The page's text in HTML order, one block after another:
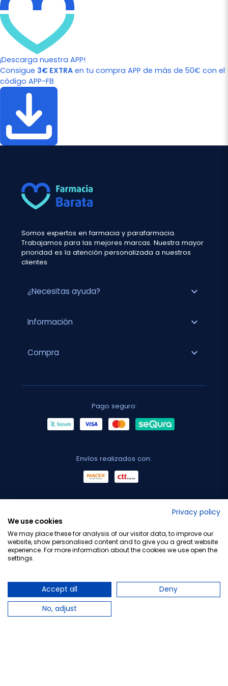
¡Descarga nuestra APP!
Consigue 3€ EXTRA en tu compra APP de más de 50€ con el
código APP-FB
Somos expertos en farmacia y parafarmacia.
Trabajamos para las mejores marcas. Nuestra mayor
prioridad es la atención personalizada a nuestros
clientes.
¿Necesitas ayuda? expand_more
Información expand_more
Compra expand_more
Pago seguro:
Envíos realizados con:
Privacy policy
We use cookies
We may place these for analysis of our visitor data, to improve our
website, show personalised content and to give you a great website
experience. For more information about the cookies we use open the
settings.
Accept all
Deny
No, adjust